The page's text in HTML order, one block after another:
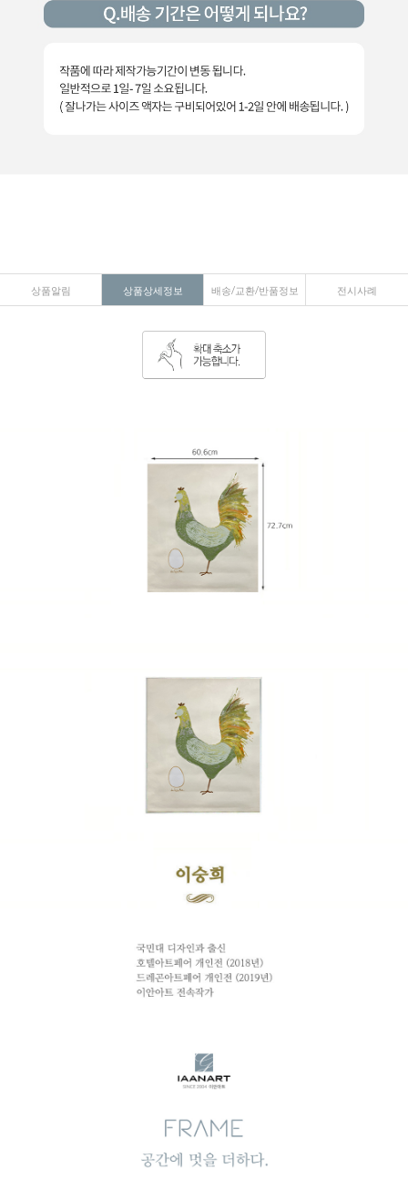
상품알림 상품상세정보 배송/교환/반품정보 전시사례